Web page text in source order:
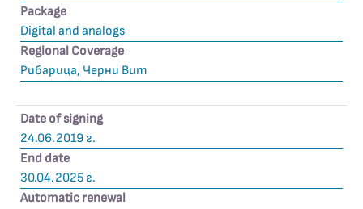
Package
Digital and analogs
Regional Coverage
Рибарица, Черни Вит
Date of signing
24.06.2019 г.
End date
30.04.2025 г.
Automatic renewal